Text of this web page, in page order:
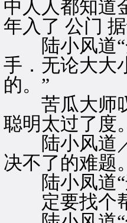
中人人都知道
年入了 公门
陆小风道“
手．无论大大
的。”
苦瓜大师叹
聪明太过了度
陆小风道／
决不了的难题
陆小凤道“
定要找个帮